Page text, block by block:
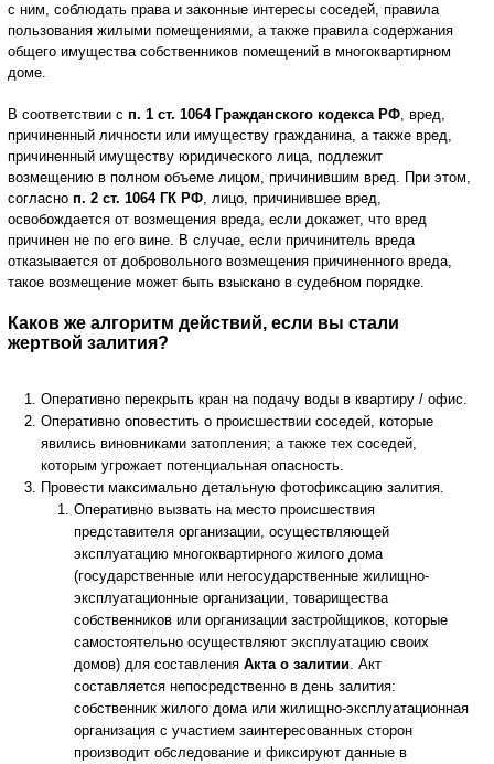
с ним, соблюдать права и законные интересы соседей, правила
пользования жилыми помещениями, а также правила содержания
общего имущества собственников помещений в многоквартирном
доме.
В соответствии с п. 1 ст. 1064 Гражданского кодекса РФ, вред,
причиненный личности или имуществу гражданина, а также вред,
причиненный имуществу юридического лица, подлежит
возмещению в полном объеме лицом, причинившим вред. При этом,
согласно п. 2 ст. 1064 ГК РФ, лицо, причинившее вред,
освобождается от возмещения вреда, если докажет, что вред
причинен не по его вине. В случае, если причинитель вреда
отказывается от добровольного возмещения причиненного вреда,
такое возмещение может быть взыскано в судебном порядке.
Каков же алгоритм действий, если вы стали
жертвой залития?
Оперативно перекрыть кран на подачу воды в квартиру / офис.
Оперативно оповестить о происшествии соседей, которые
явились виновниками затопления; а также тех соседей,
которым угрожает потенциальная опасность.
Провести максимально детальную фотофиксацию залития.
Оперативно вызвать на место происшествия
представителя организации, осуществляющей
эксплуатацию многоквартирного жилого дома
(государственные или негосударственные жилищно-
эксплуатационные организации, товарищества
собственников или организации застройщиков, которые
самостоятельно осуществляют эксплуатацию своих
домов) для составления Акта о залитии. Акт
составляется непосредственно в день залития:
собственник жилого дома или жилищно-эксплуатационная
организация с участием заинтересованных сторон
производит обследование и фиксируют данные в